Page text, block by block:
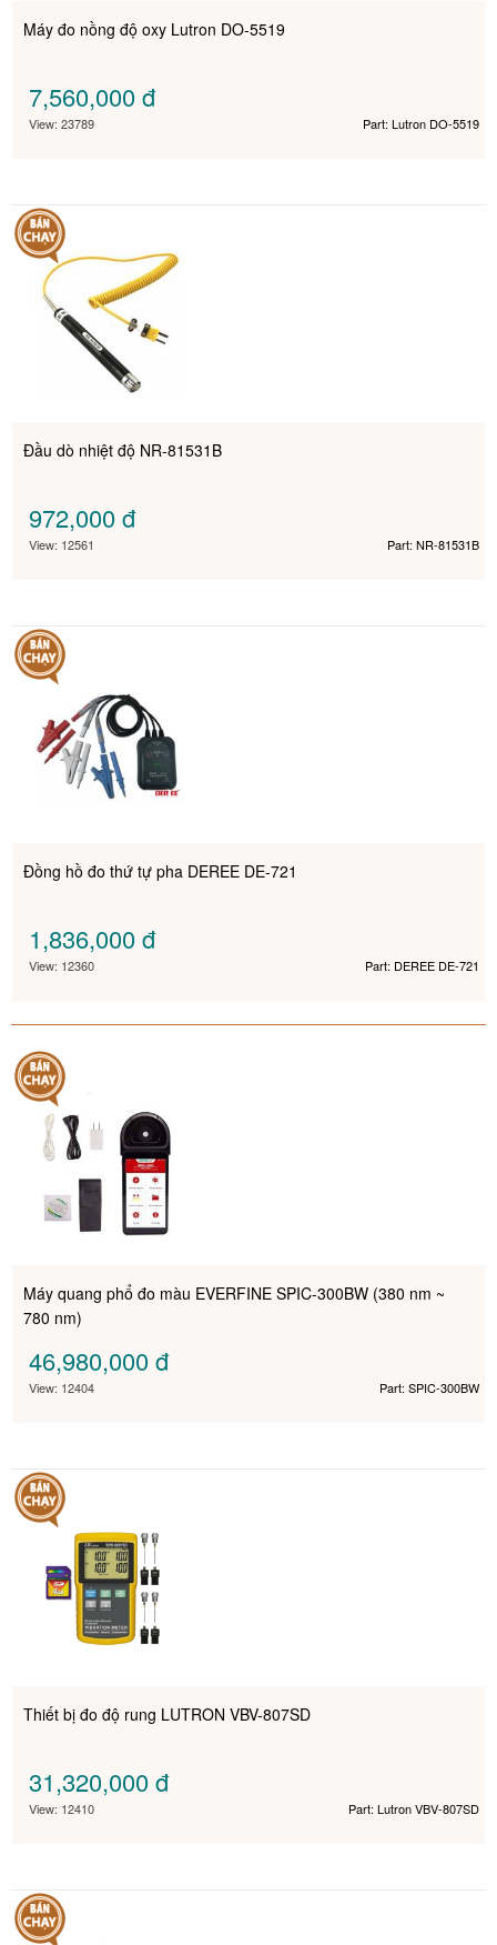
Máy đo nồng độ oxy Lutron DO-5519
7,560,000đ
View: 23789 Part: Lutron DO-5519
Đầu dò nhiệt độ NR-81531B
972,000đ
View: 12561 Part: NR-81531B
Đồng hồ đo thứ tự pha DEREE DE-721
1,836,000đ
View: 12360 Part: DEREE DE-721
Máy quang phổ đo màu EVERFINE SPIC-300BW (380 nm ~
780 nm)
46,980,000đ
View: 12404 Part: SPIC-300BW
Thiết bị đo độ rung LUTRON VBV-807SD
31,320,000đ
View: 12410 Part: Lutron VBV-807SD